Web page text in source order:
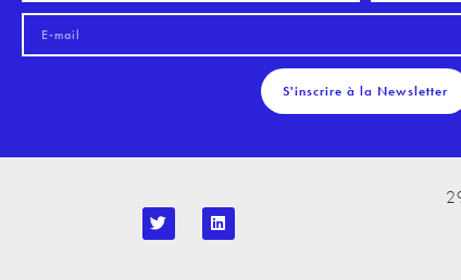
S'inscrire à la Newsletter